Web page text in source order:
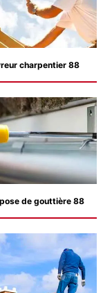
charpentier 88
de gouttière 88